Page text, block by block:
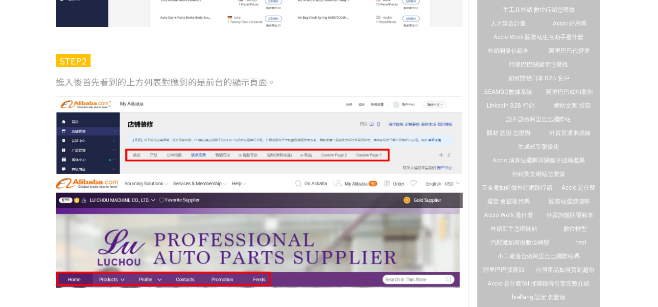
STEP2
進入後首先看到的上方列表對應到的是前台的顯示頁面。
手工具外銷 數位行銷怎麼做
人才媒合計畫
Accio 好用嗎
Accio Work 國際站生意助手是什麼
外銷開發信範本
阿里巴巴代營運
阿里巴巴關鍵字怎麼找
如何開發日本 B2B 客戶
BEAMGO數據系統
阿里巴巴成功案例
LinkedIn B2B 行銷
網站文案 撰寫
該不該做阿里巴巴國際站
醫材 認證 怎麼辦
外貿直通車燒錢
生成式引擎優化
Accio 演算法邏輯與關鍵字搜尋差異
外銷英文網站怎麼做
五金廠如何做外銷網路行銷
Accio 是什麼
運營 會被取代嗎
國際站運營趨勢
Accio Work 是什麼
外貿詢盤回覆範本
外銷新手怎麼開始
數位轉型
汽配廠如何做數位轉型
test
小工廠適合做阿里巴巴國際站嗎
阿里巴巴採購節
台灣產品如何賣到越南
Accio 是什麼?AI 採購搜尋引擎完整介紹
hreflang 設定 怎麼做